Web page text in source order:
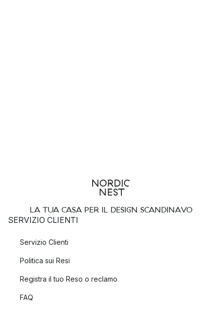
LA TUA CASA PER IL DESIGN SCANDINAVO
SERVIZIO CLIENTI
Servizio Clienti
Politica sui Resi
Registra il tuo Reso o reclamo
FAQ